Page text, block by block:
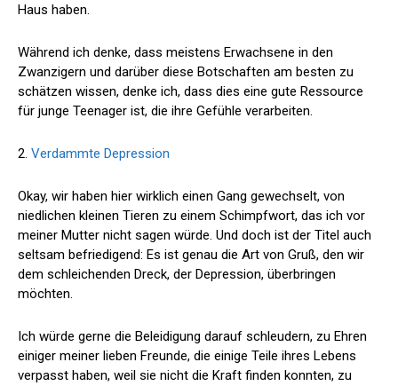
Haus haben.
Während ich denke, dass meistens Erwachsene in den
Zwanzigern und darüber diese Botschaften am besten zu
schätzen wissen, denke ich, dass dies eine gute Ressource
für junge Teenager ist, die ihre Gefühle verarbeiten.
2. Verdammte Depression
Okay, wir haben hier wirklich einen Gang gewechselt, von
niedlichen kleinen Tieren zu einem Schimpfwort, das ich vor
meiner Mutter nicht sagen würde. Und doch ist der Titel auch
seltsam befriedigend: Es ist genau die Art von Gruß, den wir
dem schleichenden Dreck, der Depression, überbringen
möchten.
Ich würde gerne die Beleidigung darauf schleudern, zu Ehren
einiger meiner lieben Freunde, die einige Teile ihres Lebens
verpasst haben, weil sie nicht die Kraft finden konnten, zu